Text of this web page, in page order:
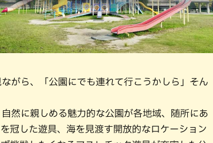
がら、「公園にでも連れて行こうかしら」そん
然に親しめる魅力的な公園が各地域、随所にあ
冠した遊具、海を見渡す開放的なロケーション